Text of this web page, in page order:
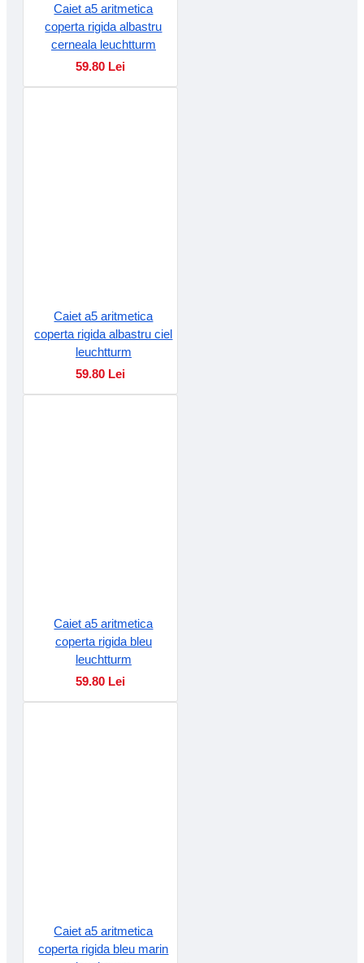
Caiet a5 aritmetica
coperta rigida albastru
cerneala leuchtturm
59.80 Lei
Caiet a5 aritmetica
coperta rigida albastru ciel
leuchtturm
59.80 Lei
Caiet a5 aritmetica
coperta rigida bleu
leuchtturm
59.80 Lei
Caiet a5 aritmetica
coperta rigida bleu marin